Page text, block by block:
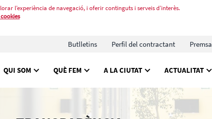
l’experiència de navegació, i oferir continguts i serveis d’interès.
Butlletins Perfil del contractant Premsa
QUI SOM QUÈ FEM A LA CIUTAT ACTUALITAT